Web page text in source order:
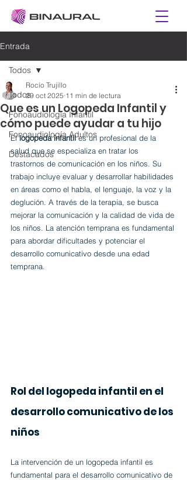
Entrada
Todos
Fonoaudiología Infantil
Fonoaudiología Adultos
Destacados
Todos
Que es un Logopeda Infantil y
cómo puede ayudar a tu hijo
Rocío Trujillo
29 oct 2025 11 min de lectura
El logopeda infantil es un profesional de la
salud que se especializa en tratar los
trastornos de comunicación en los niños. Su
trabajo incluye evaluar y desarrollar habilidades
en áreas como el habla, el lenguaje, la voz y la
deglución. A través de la terapia, se busca
mejorar la comunicación y la calidad de vida de
los niños. La atención temprana es fundamental
para abordar dificultades y potenciar el
desarrollo comunicativo desde una edad
temprana.
Rol del logopeda infantil en el
desarrollo comunicativo de los
niños
La intervención de un logopeda infantil es
fundamental para el desarrollo comunicativo de